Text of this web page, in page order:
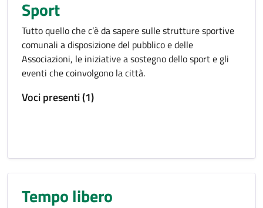
Sport
Tutto quello che c’è da sapere sulle strutture sportive
comunali a disposizione del pubblico e delle
Associazioni, le iniziative a sostegno dello sport e gli
eventi che coinvolgono la città.
Voci presenti (1)
Tempo libero